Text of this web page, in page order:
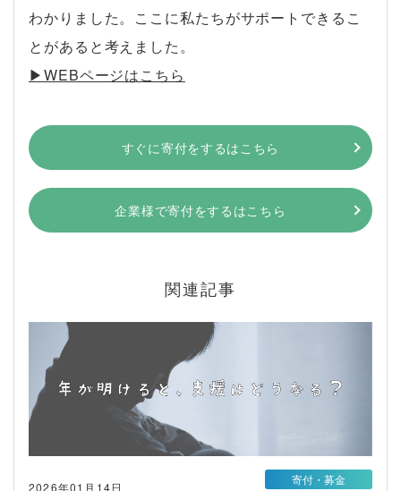
わかりました。ここに私たちがサポートできるこ
とがあると考えました。
▶︎WEBページはこちら
すぐに寄付をするはこちら
企業様で寄付をするはこちら
関連記事
2026年01月14日
寄付・募金